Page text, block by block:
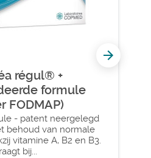
régul® +
formule
FODMAP)
- patent neergelegd
behoud van normale
vitamine A, B2 en B3.
​​bij...